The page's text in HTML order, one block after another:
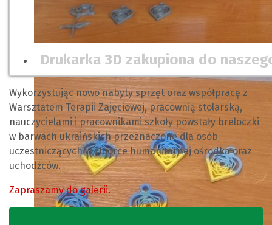
Drukarka 3D zakupiona do
Wykorzystując nowo nabyty sprzęt oraz współpracę z
Warsztatem Terapii Zajęciowej, pracownią stolarską,
nauczycielami i pracownikami szkoły powstały breloczki
w barwach ukraińskich przeznaczone dla osób
uczestniczących w zbiórce humanitarnej ośrodka oraz
uchodźców.
Zapraszamy do galerii.